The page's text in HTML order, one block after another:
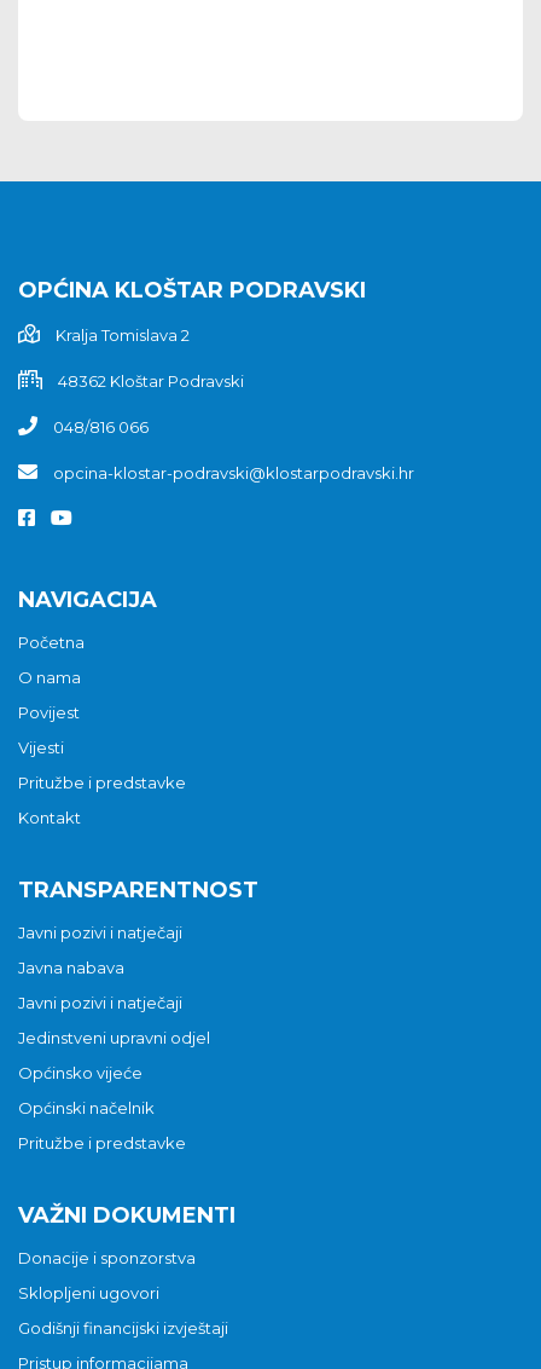
OPĆINA KLOŠTAR PODRAVSKI
Kralja Tomislava 2
48362 Kloštar Podravski
048/816 066
opcina-klostar-podravski@klostarpodravski.hr
NAVIGACIJA
Početna
O nama
Povijest
Vijesti
Pritužbe i predstavke
Kontakt
TRANSPARENTNOST
Javni pozivi i natječaji
Javna nabava
Javni pozivi i natječaji
Jedinstveni upravni odjel
Općinsko vijeće
Općinski načelnik
Pritužbe i predstavke
VAŽNI DOKUMENTI
Donacije i sponzorstva
Sklopljeni ugovori
Godišnji financijski izvještaji
Pristup informacijama